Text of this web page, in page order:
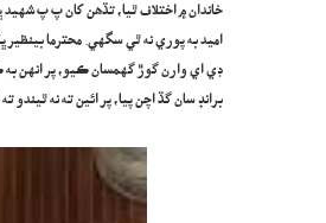
خاندان ۾ اختلاف ٿيا، تڏهن کان پ پ
اميد به پوري نه ٿي سگهي. محترما
ڊي اي وارن گوڙ گهمسان ڪيو، پر انهن به
برانڊ سان گڏ اچن پيا، پر ائين ته نه